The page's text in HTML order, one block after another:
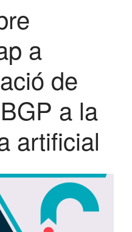
Orange amplia la seva
connexió al CATNIX
Guifi.net consolida la seva
connectivitat al CATNIX amb la
migració a Templus
Netcloudify es connecta al
CATNIX
Xerrada sobre l’evolució cap a
BGP a la intel·ligència artificial
El CATNIX renova el servidor
arrel J de DNS
a
de
a la
artificial